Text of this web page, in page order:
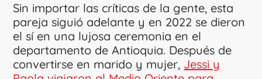
Sin importar las críticas de la gente, esta
pareja siguió adelante y en 2022 se dieron
el sí en una lujosa ceremonia en el
departamento de Antioquia. Después de
convertirse en marido y mujer, Jessi y